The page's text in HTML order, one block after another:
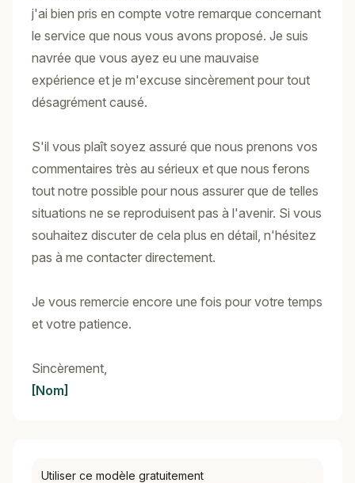
j'ai bien pris en compte votre remarque concernant
le service que nous vous avons proposé. Je suis
navrée que vous ayez eu une mauvaise
expérience et je m'excuse sincèrement pour tout
désagrément causé.
S'il vous plaît soyez assuré que nous prenons vos
commentaires très au sérieux et que nous ferons
tout notre possible pour nous assurer que de telles
situations ne se reproduisent pas à l'avenir. Si vous
souhaitez discuter de cela plus en détail, n'hésitez
pas à me contacter directement.
Je vous remercie encore une fois pour votre temps
et votre patience.
Sincèrement,
[Nom]
Utiliser ce modèle gratuitement